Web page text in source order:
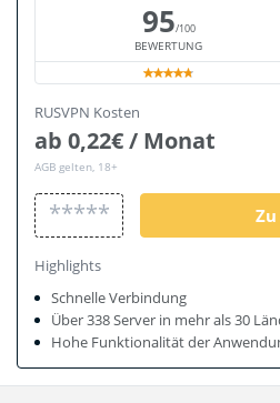
95/100
BEWERTUNG
RUSVPN Kosten
ab 0,22€ / Monat
AGB gelten, 18+
***** Zu
Highlights
Schnelle Verbindung
Über 338 Server in mehr als 30
Hohe Funktionalität der